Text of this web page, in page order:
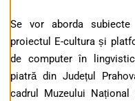
Se vor aborda subiecte
proiectul E-cultura și
de computer în
piatră din Județul
cadrul Muzeului